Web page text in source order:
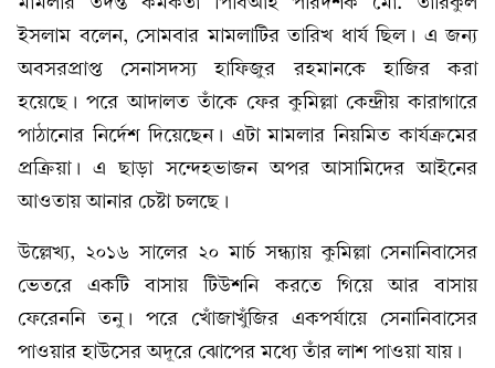
ইসলাম বলেন, সোমবার মামলাটির তারিখ ধার্য ছিল। এ জন্য
অবসরপ্রাপ্ত সেনাসদস্য হাফিজুর রহমানকে হাজির করা
হয়েছে। পরে আদালত তাঁকে ফের কুমিল্লা কেন্দ্রীয় কারাগারে
পাঠানোর নির্দেশ দিয়েছেন। এটা মামলার নিয়মিত কার্যক্রমের
প্রক্রিয়া। এ ছাড়া সন্দেহভাজন অপর আসামিদের আইনের
আওতায় আনার চেষ্টা চলছে।
উল্লেখ্য, ২০১৬ সালের ২০ মার্চ সন্ধ্যায় কুমিল্লা সেনানিবাসের
ভেতরে একটি বাসায় টিউশনি করতে গিয়ে আর বাসায়
ফেরেননি তনু। পরে খোঁজাখুঁজির একপর্যায়ে সেনানিবাসের
পাওয়ার হাউসের অদূরে ঝোপের মধ্যে তাঁর লাশ পাওয়া যায়।